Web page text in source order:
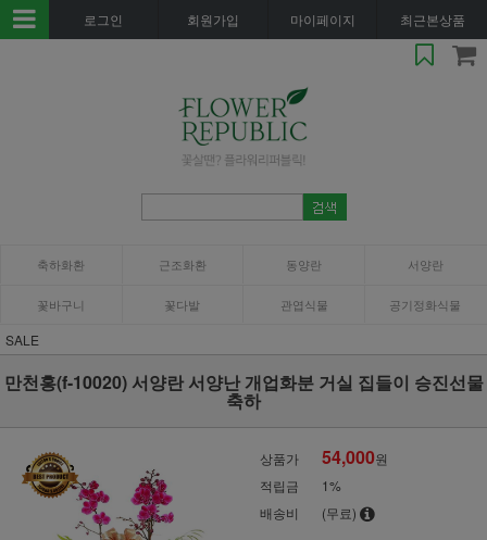
로그인 회원가입 마이페이지 최근본상품
축하화환 근조화환 동양란 서양란
꽃바구니 꽃다발 관엽식물 공기정화식물
SALE
만천홍(f-10020) 서양란 서양난 개업화분 거실 집들이 승진선물
축하
상품가 54,000원
적립금
1%
배송비
(무료)